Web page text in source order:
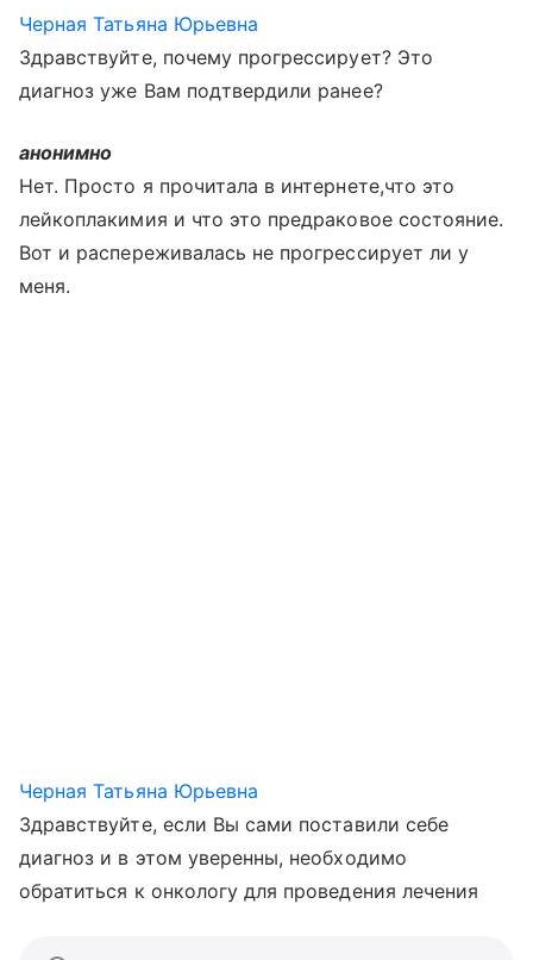
Черная Татьяна Юрьевна
Здравствуйте, почему прогрессирует? Это
диагноз уже Вам подтвердили ранее?
анонимно
Нет. Просто я прочитала в интернете,что это
лейкоплакимия и что это предраковое состояние.
Вот и распереживалась не прогрессирует ли у
меня.
Черная Татьяна Юрьевна
Здравствуйте, если Вы сами поставили себе
диагноз и в этом уверенны, необходимо
обратиться к онкологу для проведения лечения